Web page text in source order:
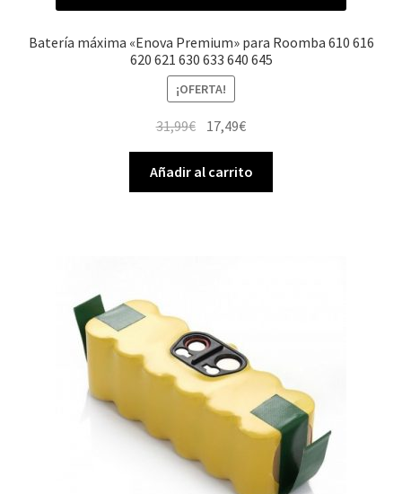
Batería máxima «Enova Premium» para Roomba 610 616
620 621 630 633 640 645
¡OFERTA!
31,99€ El
original
era:
17,49€El
actual
es:
Añadir al carrito